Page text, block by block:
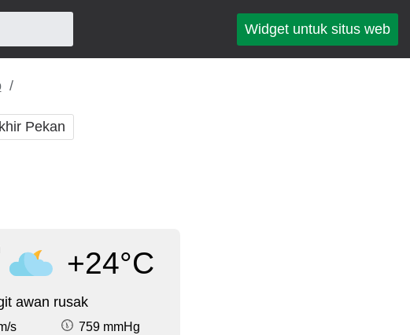
Widget untuk situs web
Pekan
+24°C
awan rusak
s
759 mmHg